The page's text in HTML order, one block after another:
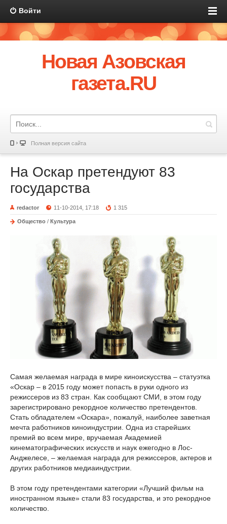
Войти
Новая Азовская
газета.RU
Полная версия сайта
На Оскар претендуют 83
государства
redactor 11-10-2014, 17:18 1 315
Общество / Культура
Самая желаемая награда в мире киноискусства – статуэтка
«Оскар – в 2015 году может попасть в руки одного из
режиссеров из 83 стран. Как сообщают СМИ, в этом году
зарегистрировано рекордное количество претендентов.
Стать обладателем «Оскара», пожалуй, наиболее заветная
мечта работников киноиндустрии. Одна из старейших
премий во всем мире, вручаемая Академией
кинематографических искусств и наук ежегодно в Лос-
Анджелесе, – желаемая награда для режиссеров, актеров и
других работников медиаиндустрии.
В этом году претендентами категории «Лучший фильм на
иностранном языке» стали 83 государства, и это рекордное
количество.